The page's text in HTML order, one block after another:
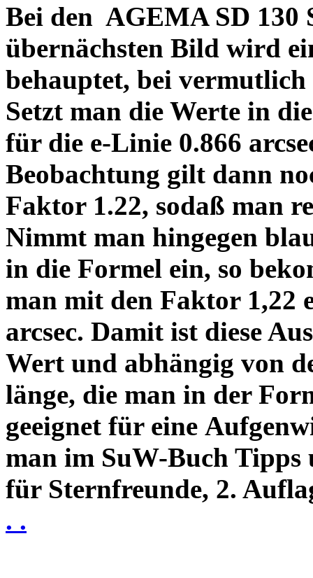
Bei den AGEMA SD 130
übernächsten Bild wird
behauptet, bei vermutlich
Setzt man die Werte in
für die e-Linie 0.866
Beobachtung gilt dann
Faktor 1.22, sodaß man
Nimmt man hingegen
in die Formel ein, so
man mit den Faktor 1,22
arcsec. Damit ist diese
Wert und abhängig von
länge, die man in der
geeignet für eine
man im SuW-Buch Tipps
für Sternfreunde, 2.
. .